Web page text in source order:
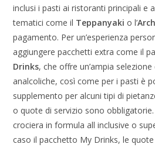
inclusi i pasti ai ristoranti principali e
tematici come il Teppanyaki o l’
pagamento. Per un’esperienza
aggiungere pacchetti extra come il
Drinks, che offre un’ampia
analcoliche, così come per i pasti è
supplemento per alcuni tipi di
o quote di servizio sono
crociera in formula all inclusive o
caso il pacchetto My Drinks, le